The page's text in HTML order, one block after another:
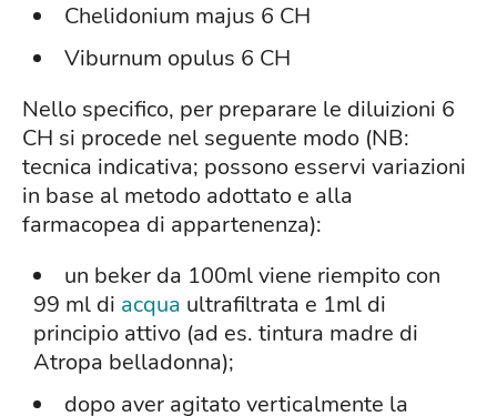
Chelidonium majus 6 CH
Viburnum opulus 6 CH
Nello specifico, per preparare le diluizioni 6
CH si procede nel seguente modo (NB:
tecnica indicativa; possono esservi variazioni
in base al metodo adottato e alla
farmacopea di appartenenza):
un beker da 100ml viene riempito con
99 ml di acqua ultrafiltrata e 1ml di
principio attivo (ad es. tintura madre di
Atropa belladonna);
dopo aver agitato verticalmente la